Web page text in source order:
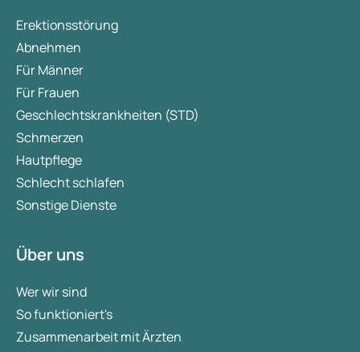
Erektionsstörung
Abnehmen
Für Männer
Für Frauen
Geschlechtskrankheiten (STD)
Schmerzen
Hautpflege
Schlecht schlafen
Sonstige Dienste
Über uns
Wer wir sind
So funktioniert's
Zusammenarbeit mit Ärzten